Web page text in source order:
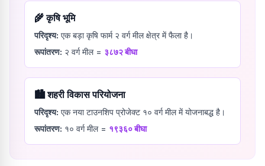
🌾कृषि भूमि
परिदृश्य: एक बड़ा कृषि फार्म २ वर्ग मील क्षेत्र में फैला है।
रूपांतरण: २ वर्ग मील= ३८७२बीघा
🏙️शहरी विकास परियोजना
परिदृश्य: एक नया टाउनशिप प्रोजेक्ट १० वर्ग मील में योजनाबद्ध है।
रूपांतरण: १० वर्ग मील= १९३६०बीघा